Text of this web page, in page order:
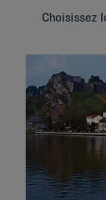
Choisissez